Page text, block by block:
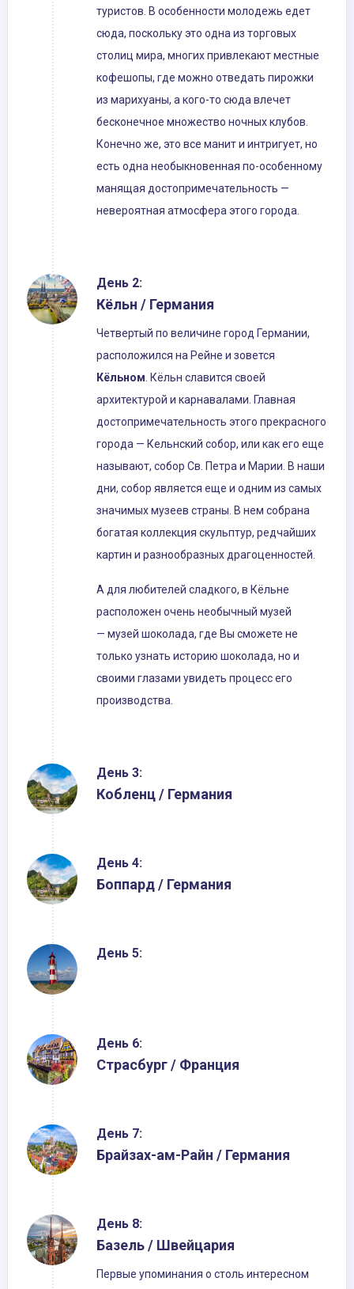
туристов. В особенности молодежь едет
сюда, поскольку это одна из торговых
столиц мира, многих привлекают местные
кофешопы, где можно отведать пирожки
из марихуаны, а кого-то сюда влечет
бесконечное множество ночных клубов.
Конечно же, это все манит и интригует, но
есть одна необыкновенная по-особенному
манящая достопримечательность —
невероятная атмосфера этого города.
День 2:
Кёльн / Германия
Четвертый по величине город Германии,
расположился на Рейне и зовется
Кёльном. Кёльн славится своей
архитектурой и карнавалами. Главная
достопримечательность этого прекрасного
города — Кельнский собор, или как его еще
называют, собор Св. Петра и Марии. В наши
дни, собор является еще и одним из самых
значимых музеев страны. В нем собрана
богатая коллекция скульптур, редчайших
картин и разнообразных драгоценностей.
А для любителей сладкого, в Кёльне
расположен очень необычный музей
— музей шоколада, где Вы сможете не
только узнать историю шоколада, но и
своими глазами увидеть процесс его
производства.
День 3:
Кобленц / Германия
День 4:
Боппард / Германия
День 5:
День 6:
Страсбург / Франция
День 7:
Брайзах-ам-Райн / Германия
День 8:
Базель / Швейцария
Первые упоминания о столь интересном